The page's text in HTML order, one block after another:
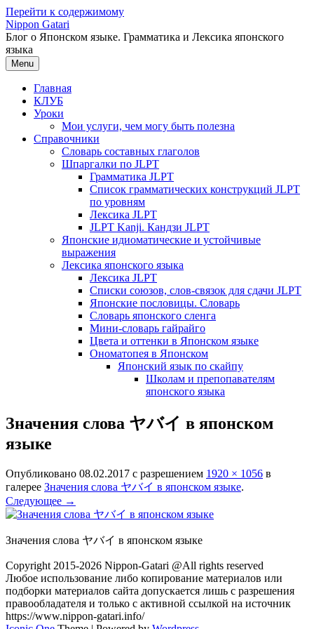
Перейти к содержимому
Nippon Gatari
Блог о Японском языке. Грамматика и Лексика японского
языка
Menu
Главная
КЛУБ
Уроки
Мои услуги, чем могу быть полезна
Справочники
Словарь составных глаголов
Шпаргалки по JLPT
Грамматика JLPT
Список грамматических конструкций JLPT
по уровням
Лексика JLPT
JLPT Kanji. Кандзи JLPT
Японские идиоматические и устойчивые
выражения
Лексика японского языка
Лексика JLPT
Списки союзов, слов-связок для сдачи JLPT
Японские пословицы. Словарь
Словарь японского сленга
Мини-словарь гайрайго
Цвета и оттенки в Японском языке
Ономатопея в Японском
Японский язык по скайпу
Школам и препопавателям
японского языка
Значения слова ヤバイ в японском
языке
Опубликовано 08.02.2017 с разрешением 1920 × 1056 в
галерее Значения слова ヤバイ в японском языке.
Следующее →
Значения слова ヤバイ в японском языке
Copyright 2015-2026 Nippon-Gatari @All rights reserved
Любое использование либо копирование материалов или
подборки материалов сайта допускается лишь с разрешения
правообладателя и только с активной ссылкой на источник
https://www.nippon-gatari.info/